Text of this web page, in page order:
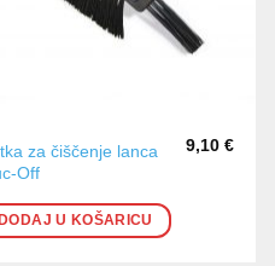
za čiščenje lanca
Off
9,10€
DODAJ U KOŠARICU